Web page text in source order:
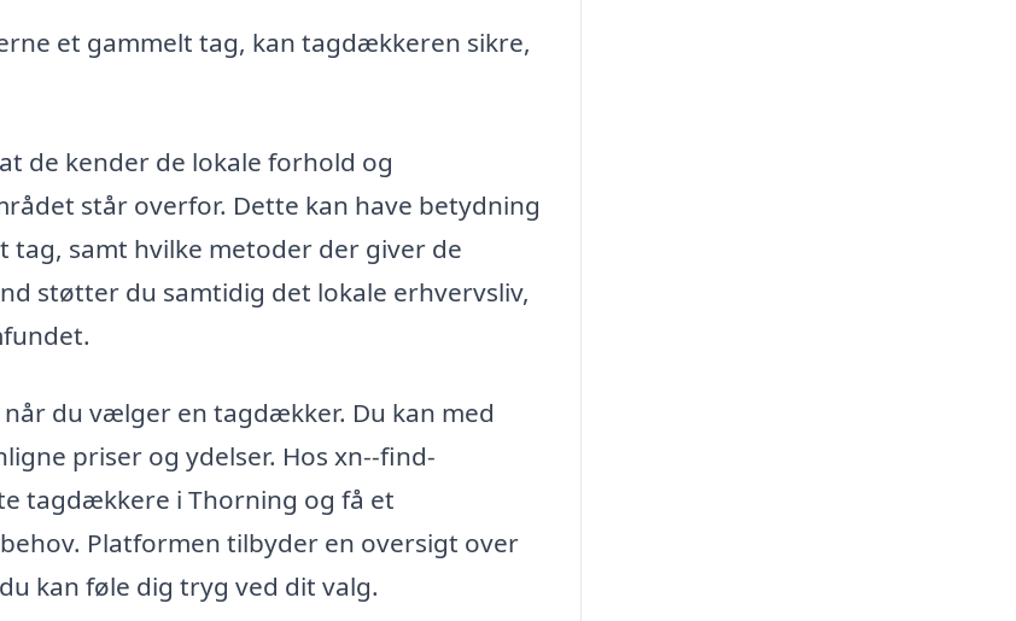
et gammelt tag, kan tagdækkeren sikre,
de kender de lokale forhold og
står overfor. Dette kan have betydning
samt hvilke metoder der giver de
støtter du samtidig det lokale erhvervsliv,
du vælger en tagdækker. Du kan med
priser og ydelser. Hos xn--find-
tagdækkere i Thorning og få et
Platformen tilbyder en oversigt over
kan føle dig tryg ved dit valg.